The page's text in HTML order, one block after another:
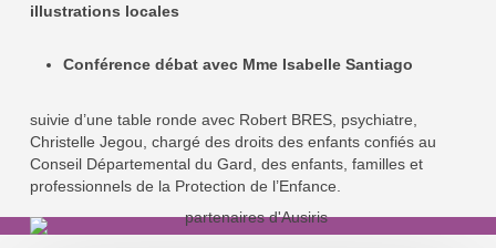
illustrations locales
Conférence débat avec Mme Isabelle Santiago
suivie d’une table ronde avec Robert BRES, psychiatre,
Christelle Jegou, chargé des droits des enfants confiés au
Conseil Départemental du Gard, des enfants, familles et
professionnels de la Protection de l’Enfance.